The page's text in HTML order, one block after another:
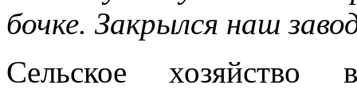
бочке. Закрылся наш
Сельское